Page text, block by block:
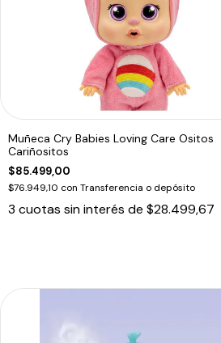
Muñeca Cry Babies Loving Care Ositos
Cariñositos
$85.499,00
$76.949,10 con Transferencia o depósito
3 cuotas sin interés de $28.499,67